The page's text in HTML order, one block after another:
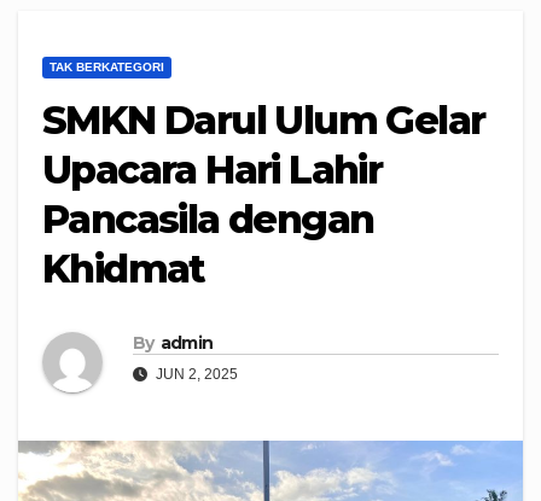
TAK BERKATEGORI
SMKN Darul Ulum Gelar
Upacara Hari Lahir
Pancasila dengan
Khidmat
By admin
JUN 2, 2025